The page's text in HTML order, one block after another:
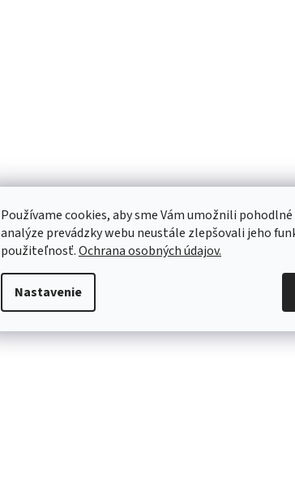
Používame cookies, aby sme Vám umožnili
analýze prevádzky webu neustále zlepšovali jeho
použiteľnosť.Ochrana osobných údajov.
Nastavenie